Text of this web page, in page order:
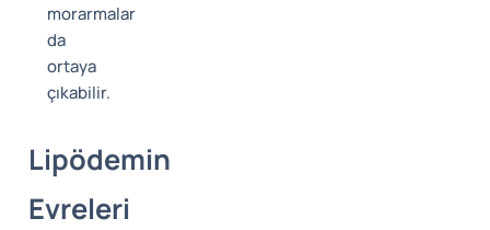
morarmalar
da
ortaya
çıkabilir.
Lipödemin
Evreleri